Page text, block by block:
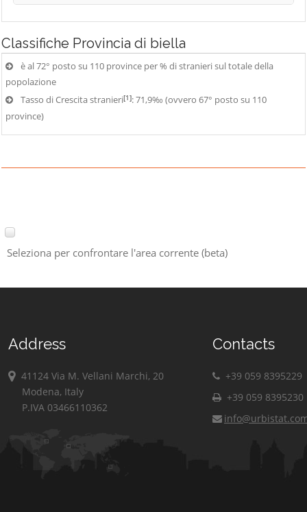
Classifiche Provincia di biella
è al 72° posto su 110 province per % di stranieri sul totale della
popolazione
Tasso di Crescita stranieri[1]: 71,9‰ (ovvero 67° posto su 110
province)
Seleziona per confrontare l'area corrente (beta)
Address
41124 Via M. Vellani Marchi, 20
Modena, Italy
P.IVA 03466110362
Contacts
+39 059 8395229
+39 059 8395230